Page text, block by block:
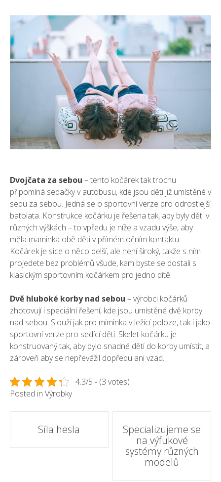
Dvojčata za sebou – tento kočárek tak trochu
připomíná sedačky v autobusu, kde jsou děti již umístěné v
sedu za sebou. Jedná se o sportovní verze pro odrostlejší
batolata. Konstrukce kočárku je řešena tak, aby byly děti v
různých výškách – to vpředu je níže a vzadu výše, aby
měla maminka obě děti v přímém očním kontaktu.
Kočárek je sice o něco delší, ale není široký, takže s ním
projedete bez problémů všude, kam byste se dostali s
klasickým sportovním kočárkem pro jedno dítě.
Dvě hluboké korby nad sebou – výrobci kočárků
zhotovují i speciální řešení, kde jsou umístěné dvě korby
nad sebou. Slouží jak pro miminka v ležící poloze, tak i jako
sportovní verze pro sedící děti. Skelet kočárku je
konstruovaný tak, aby bylo snadné děti do korby umístit, a
zároveň aby se nepřevážil dopředu ani vzad.
4.3/5 - (3 votes)
Posted in Výrobky
Post
navigation
Síla hesla
Specializujeme se
na výfukové
systémy různých
modelů